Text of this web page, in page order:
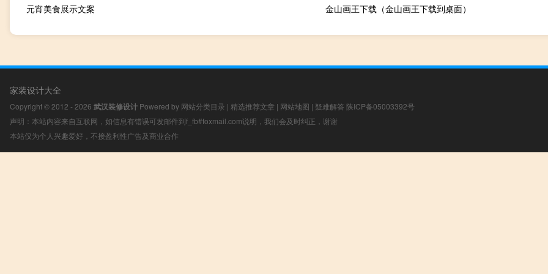
元宵美食展示文案 金山画王下载（金山画王下载到桌面）
家装设计大全
Copyright © 2012 - 2026 武汉装修设计 Powered by 网站分类目录 | 精选推荐文章 | 网站地图 | 疑难解答 陕ICP备05003392号
声明：本站内容来自互联网，如信息有错误可发邮件到f_fb#foxmail.com说明，我们会及时纠正，谢谢
本站仅为个人兴趣爱好，不接盈利性广告及商业合作